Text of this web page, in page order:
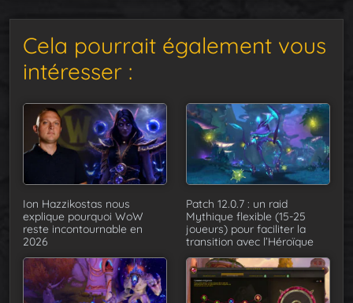
Cela pourrait également vous
intéresser :
Ion Hazzikostas nous
explique pourquoi WoW
reste incontournable en
2026
Patch 12.0.7 : un raid
Mythique flexible (15-25
joueurs) pour faciliter la
transition avec l’Héroïque